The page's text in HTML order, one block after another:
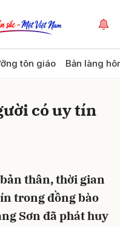
tôn giáo Bản làng
có uy tín
thân, thời gian
trong đồng bào
Sơn đã phát huy
Hủy Gửi